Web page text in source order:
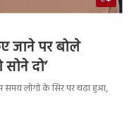
जाने पर बोले
दो’
समय लोगों के सिर पर चढ़ा हुआ,